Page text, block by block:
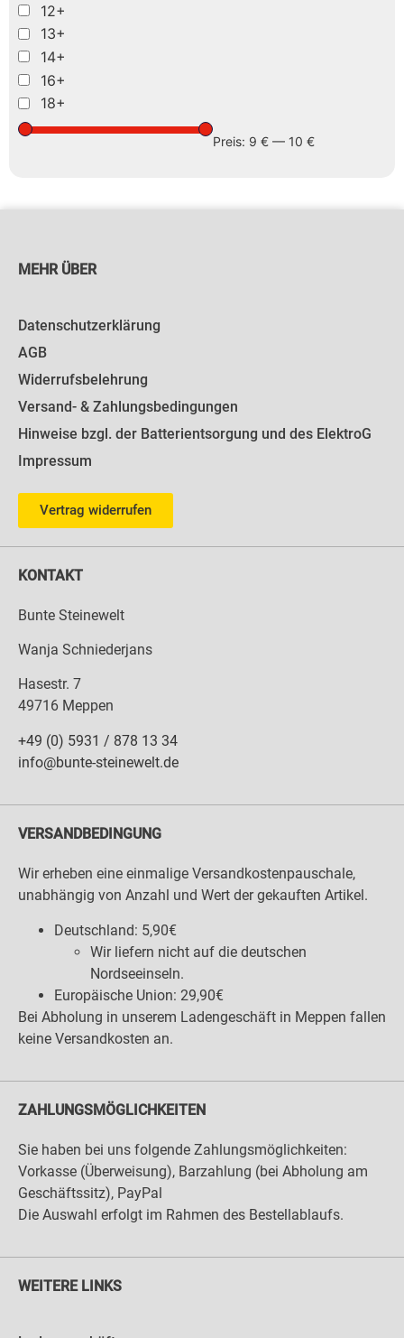
12+
13+
14+
16+
18+
Preis: 9 € — 10 €
MEHR ÜBER
Datenschutzerklärung
AGB
Widerrufsbelehrung
Versand- & Zahlungsbedingungen
Hinweise bzgl. der Batterientsorgung und des ElektroG
Impressum
Vertrag widerrufen
KONTAKT
Bunte Steinewelt
Wanja Schniederjans
Hasestr. 7
49716 Meppen
+49 (0) 5931 / 878 13 34
info@bunte-steinewelt.de
VERSANDBEDINGUNG
Wir erheben eine einmalige Versandkostenpauschale,
unabhängig von Anzahl und Wert der gekauften Artikel.
Deutschland: 5,90€
Wir liefern nicht auf die deutschen
Nordseeinseln.
Europäische Union: 29,90€
Bei Abholung in unserem Ladengeschäft in Meppen fallen
keine Versandkosten an.
ZAHLUNGSMÖGLICHKEITEN
Sie haben bei uns folgende Zahlungsmöglichkeiten:
Vorkasse (Überweisung), Barzahlung (bei Abholung am
Geschäftssitz), PayPal
Die Auswahl erfolgt im Rahmen des Bestellablaufs.
WEITERE LINKS